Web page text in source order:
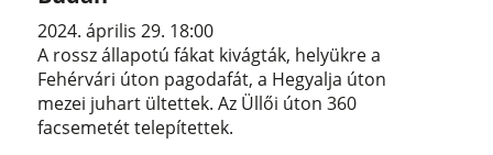
2024. április 29. 18:00
A rossz állapotú fákat kivágták, helyükre a
Fehérvári úton pagodafát, a Hegyalja úton
mezei juhart ültettek. Az Üllői úton 360
facsemetét telepítettek.